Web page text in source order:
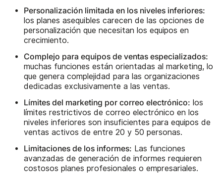
Personalización limitada en los niveles inferiores:
los planes asequibles carecen de las opciones de
personalización que necesitan los equipos en
crecimiento.
Complejo para equipos de ventas especializados:
muchas funciones están orientadas al marketing, lo
que genera complejidad para las organizaciones
dedicadas exclusivamente a las ventas.
Límites del marketing por correo electrónico: los
límites restrictivos de correo electrónico en los
niveles inferiores son insuficientes para equipos de
ventas activos de entre 20 y 50 personas.
Limitaciones de los informes: Las funciones
avanzadas de generación de informes requieren
costosos planes profesionales o empresariales.